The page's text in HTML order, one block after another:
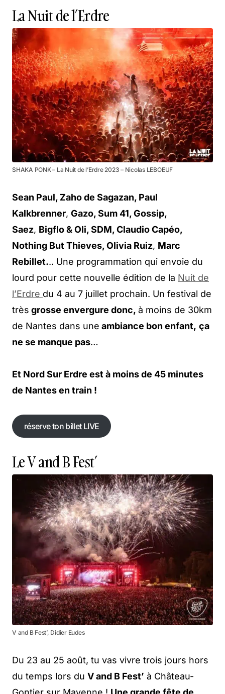
La Nuit de l’Erdre
SHAKA PONK – La Nuit de l’Erdre 2023 – Nicolas LEBOEUF
Sean Paul, Zaho de Sagazan, Paul
Kalkbrenner, Gazo, Sum 41, Gossip,
Saez, Bigflo & Oli, SDM, Claudio Capéo,
Nothing But Thieves, Olivia Ruiz, Marc
Rebillet... Une programmation qui envoie du
lourd pour cette nouvelle édition de la Nuit de
l’Erdre du 4 au 7 juillet prochain. Un festival de
très grosse envergure donc, à moins de 30km
de Nantes dans une ambiance bon enfant, ça
ne se manque pas…
Et Nord Sur Erdre est à moins de 45 minutes
de Nantes en train !
réserve ton billet LIVE
réserve ton billet LIVE
Le V and B Fest’
V and B Fest’, Didier Eudes
Du 23 au 25 août, tu vas vivre trois jours hors
du temps lors du V and B Fest’ à Château-